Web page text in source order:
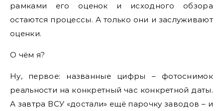
рамками его оценок и исходного обзора
остаются процессы. А только они и заслуживают
оценки.
О чём я?
Ну, первое: названные цифры – фотоснимок
реальности на конкретный час конкретной даты.
А завтра ВСУ «достали» ещё парочку заводов – и